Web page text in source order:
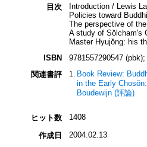
目次
Introduction / Lewis
Policies toward
The perspective of
A study of Sŏlcham's
Master Hyujŏng: his
ISBN
9781557290547
関連書評
Book Review:
in the Early
Boudewijn (評論)
ヒット数 1408
作成日 2004.02.13